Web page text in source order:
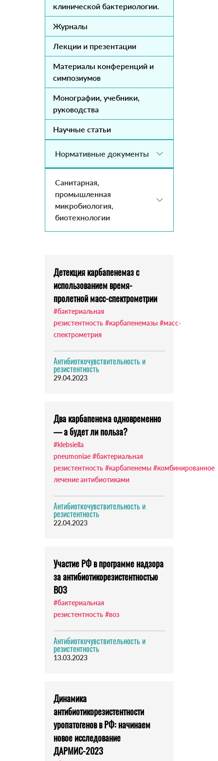
клинической бактериологии.
Журналы
Лекции и презентации
Материалы конференций и
симпозиумов
Монографии, учебники,
руководства
Научные статьи
Нормативные документы
Санитарная,
промышленная
микробиология,
биотехнологии
Детекция карбапенемаз с
использованием время-
пролетной масс-спектрометрии
#бактериальная
резистентность #карбапенемазы #масс-
спектрометрия
Антибиоткочувствительность и
резистентность
29.04.2023
Два карбапенема одновременно
— а будет ли польза?
#klebsiella
pneumoniae #бактериальная
резистентность #карбапенемы #комбинированное
лечение антибиотиками
Антибиоткочувствительность и
резистентность
22.04.2023
Участие РФ в программе надзора
за антибиотикорезистентностью
ВОЗ
#бактериальная
резистентность #воз
Антибиоткочувствительность и
резистентность
13.03.2023
Динамика
антибиотикорезистентности
уропатогенов в РФ: начинаем
новое исследование
ДАРМИС-2023